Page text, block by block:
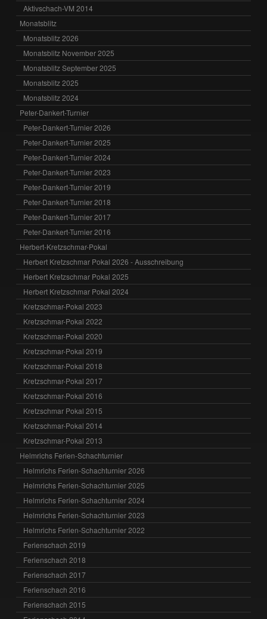
Aktivschach-VM 2014
Monatsblitz
Monatsblitz 2026
Monatsblitz November 2025
Monatsblitz September 2025
Monatsblitz 2025
Monatsblitz 2024
Peter-Dankert-Turnier
Peter-Dankert-Turnier 2026
Peter-Dankert-Turnier 2025
Peter-Dankert-Turnier 2024
Peter-Dankert-Turnier 2023
Peter-Dankert-Turnier 2019
Peter-Dankert-Turnier 2018
Peter-Dankert-Turnier 2017
Peter-Dankert-Turnier 2016
Herbert-Kretzschmar-Pokal
Herbert Kretzschmar Pokal 2026 - Ausschreibung
Herbert Kretzschmar Pokal 2025
Herbert Kretzschmar Pokal 2024
Kretzschmar-Pokal 2023
Kretzschmar-Pokal 2022
Kretzschmar-Pokal 2020
Kretzschmar-Pokal 2019
Kretzschmar-Pokal 2018
Kretzschmar-Pokal 2017
Kretzschmar-Pokal 2016
Kretzschmar Pokal 2015
Kretzschmar-Pokal 2014
Kretzschmar-Pokal 2013
Helmrichs Ferien-Schachturnier
Helmrichs Ferien-Schachturnier 2026
Helmrichs Ferien-Schachturnier 2025
Helmrichs Ferien-Schachturnier 2024
Helmrichs Ferien-Schachturnier 2023
Helmrichs Ferien-Schachturnier 2022
Ferienschach 2019
Ferienschach 2018
Ferienschach 2017
Ferienschach 2016
Ferienschach 2015